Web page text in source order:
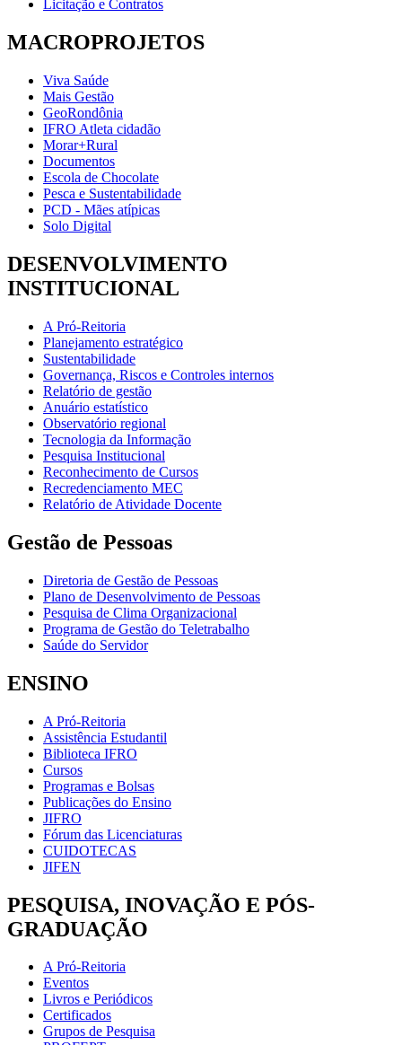
Licitação e Contratos
MACROPROJETOS
Viva Saúde
Mais Gestão
GeoRondônia
IFRO Atleta cidadão
Morar+Rural
Documentos
Escola de Chocolate
Pesca e Sustentabilidade
PCD - Mães atípicas
Solo Digital
DESENVOLVIMENTO
INSTITUCIONAL
A Pró-Reitoria
Planejamento estratégico
Sustentabilidade
Governança, Riscos e Controles internos
Relatório de gestão
Anuário estatístico
Observatório regional
Tecnologia da Informação
Pesquisa Institucional
Reconhecimento de Cursos
Recredenciamento MEC
Relatório de Atividade Docente
Gestão de Pessoas
Diretoria de Gestão de Pessoas
Plano de Desenvolvimento de Pessoas
Pesquisa de Clima Organizacional
Programa de Gestão do Teletrabalho
Saúde do Servidor
ENSINO
A Pró-Reitoria
Assistência Estudantil
Biblioteca IFRO
Cursos
Programas e Bolsas
Publicações do Ensino
JIFRO
Fórum das Licenciaturas
CUIDOTECAS
JIFEN
PESQUISA, INOVAÇÃO E PÓS-
GRADUAÇÃO
A Pró-Reitoria
Eventos
Livros e Periódicos
Certificados
Grupos de Pesquisa